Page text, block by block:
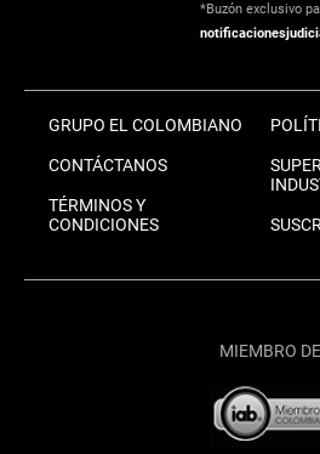
*Buzón exclusivo
GRUPO EL COLOMBIANO
CONTÁCTANOS
TÉRMINOS Y
CONDICIONES
MIEMBRO